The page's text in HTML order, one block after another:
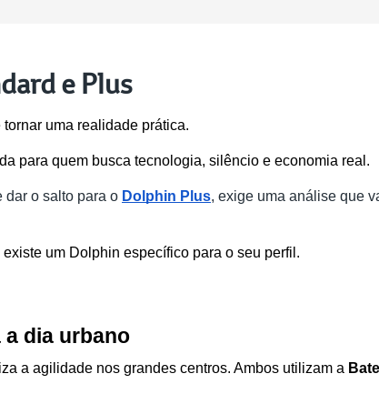
e Plus
uma realidade prática.
para quem busca tecnologia, silêncio e economia real.
dar o salto para o Dolphin Plus, exige uma análise que
um Dolphin específico para o seu perfil.
dia urbano
a agilidade nos grandes centros. Ambos utilizam a